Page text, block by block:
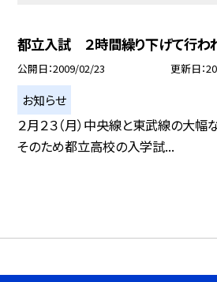
都立入試 ２時間繰り下げて行われ
公開日 2009/02/23 更新日
お知らせ
２月２３（月）中央線と東武線の大幅
そのため都立高校の入学試...